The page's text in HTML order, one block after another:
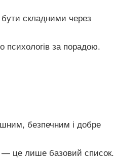
бути складними через
психологів за порадою.
безпечним і добре
— це лише базовий список.